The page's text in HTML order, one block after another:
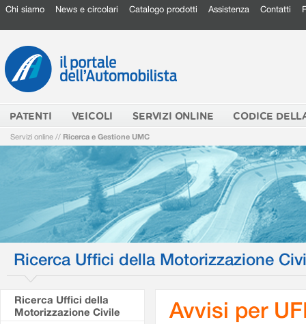
Chi siamo News e circolari Catalogo prodotti Assistenza Contatti
PATENTI VEICOLI SERVIZI ONLINE CODICE
Servizi online // Ricerca e Gestione UMC
Ricerca Uffici della Motorizzazione
Ricerca Uffici della
Motorizzazione Civile
Avvisi per